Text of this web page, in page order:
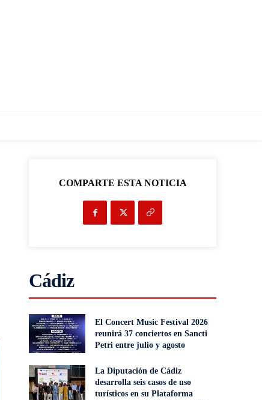
COMPARTE ESTA NOTICIA
Cádiz
El Concert Music Festival 2026
reunirá 37 conciertos en Sancti
Petri entre julio y agosto
La Diputación de Cádiz
desarrolla seis casos de uso
turísticos en su Plataforma